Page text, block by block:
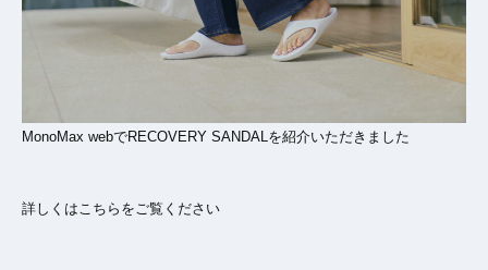
MonoMax webでRECOVERY SANDALを紹介いただきました
詳しくはこちらをご覧ください